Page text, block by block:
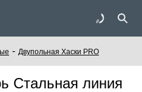
- Двупольная Хаски PRO
Стальная линия